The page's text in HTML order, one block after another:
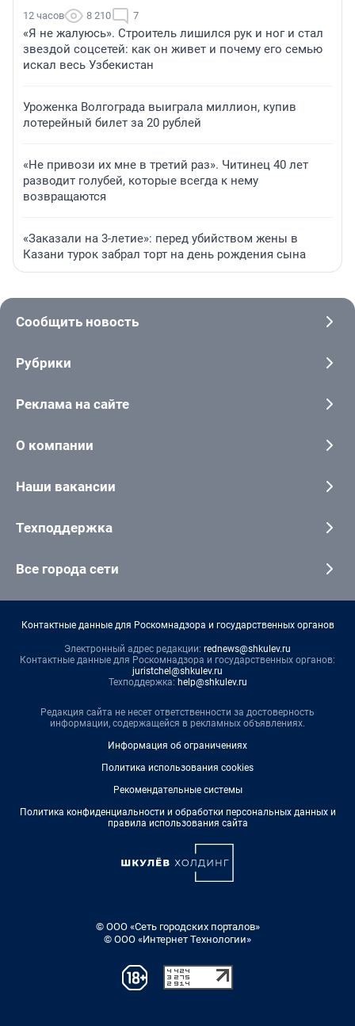
12 часов 8 210 7
«Я не жалуюсь». Строитель лишился рук и ног и стал
звездой соцсетей: как он живет и почему его семью
искал весь Узбекистан
Уроженка Волгограда выиграла миллион, купив
лотерейный билет за 20 рублей
«Не привози их мне в третий раз». Читинец 40 лет
разводит голубей, которые всегда к нему
возвращаются
«Заказали на 3-летие»: перед убийством жены в
Казани турок забрал торт на день рождения сына
Сообщить новость
Рубрики
Реклама на сайте
О компании
Наши вакансии
Техподдержка
Все города сети
Контактные данные для Роскомнадзора и государственных органов
Электронный адрес редакции: rednews@shkulev.ru
Контактные данные для Роскомнадзора и государственных органов:
juristchel@shkulev.ru
Техподдержка: help@shkulev.ru
Редакция сайта не несет ответственности за достоверность
информации, содержащейся в рекламных объявлениях.
Информация об ограничениях
Политика использования cookies
Рекомендательные системы
Политика конфиденциальности и обработки персональных данных и
правила использования сайта
© ООО «Сеть городских порталов»
© ООО «Интернет Технологии»